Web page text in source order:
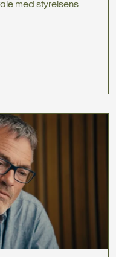
med styrelsens